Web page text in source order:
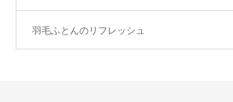
羽毛ふとんのリフレッシュ